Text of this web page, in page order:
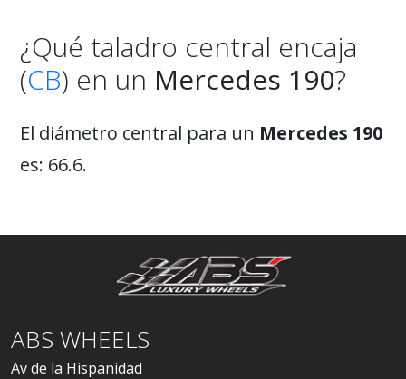
¿Qué taladro central encaja
(CB) en un Mercedes 190?
El diámetro central para un Mercedes 190
es: 66.6.
ABS WHEELS
Av de la Hispanidad